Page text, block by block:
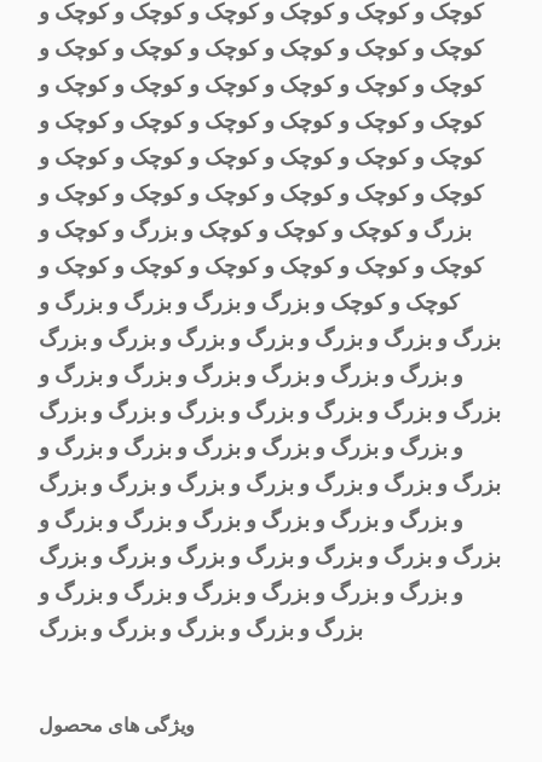
کوچک و کوچک و کوچک و کوچک و کوچک و کوچک و
کوچک و کوچک و کوچک و کوچک و کوچک و کوچک و
کوچک و کوچک و کوچک و کوچک و کوچک و کوچک و
کوچک و کوچک و کوچک و کوچک و کوچک و کوچک و
کوچک و کوچک و کوچک و کوچک و کوچک و کوچک و
کوچک و کوچک و کوچک و کوچک و کوچک و کوچک و
بزرگ و کوچک و کوچک و کوچک و بزرگ و کوچک و
کوچک و کوچک و کوچک و کوچک و کوچک و کوچک و
کوچک و کوچک و بزرگ و بزرگ و بزرگ و بزرگ و
بزرگ و بزرگ و بزرگ و بزرگ و بزرگ و بزرگ و بزرگ
و بزرگ و بزرگ و بزرگ و بزرگ و بزرگ و بزرگ و
بزرگ و بزرگ و بزرگ و بزرگ و بزرگ و بزرگ و بزرگ
و بزرگ و بزرگ و بزرگ و بزرگ و بزرگ و بزرگ و
بزرگ و بزرگ و بزرگ و بزرگ و بزرگ و بزرگ و بزرگ
و بزرگ و بزرگ و بزرگ و بزرگ و بزرگ و بزرگ و
بزرگ و بزرگ و بزرگ و بزرگ و بزرگ و بزرگ و بزرگ
و بزرگ و بزرگ و بزرگ و بزرگ و بزرگ و بزرگ و
بزرگ و بزرگ و بزرگ و بزرگ و بزرگ
ویژگی های محصول